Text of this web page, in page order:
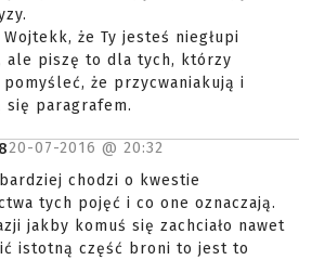
Wojtekk, że Ty jesteś niegłupi
ale piszę to dla tych, którzy
że przycwaniakują i
się paragrafem.
20-07-2016 @ 20:32
chodzi o kwestie
tych pojęć i co one oznaczają.
jakby komuś się zachciało nawet
istotną część broni to jest to